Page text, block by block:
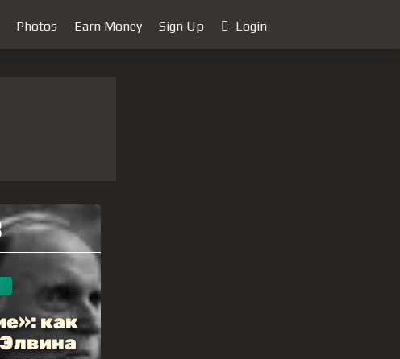
Photos Earn Money Sign Up Login